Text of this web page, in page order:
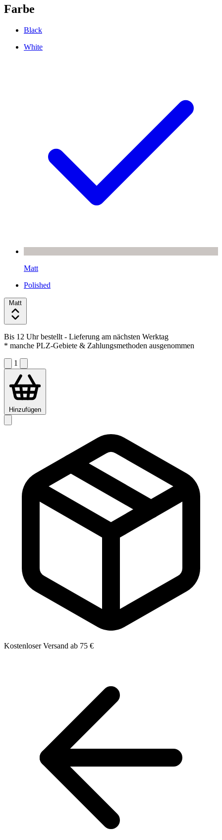
Farbe
Black
White
Matt
Polished
Matt
Bis 12 Uhr bestellt - Lieferung am nächsten Werktag
* manche PLZ-Gebiete & Zahlungsmethoden ausgenommen
1
Hinzufügen
Kostenloser Versand ab 75 €